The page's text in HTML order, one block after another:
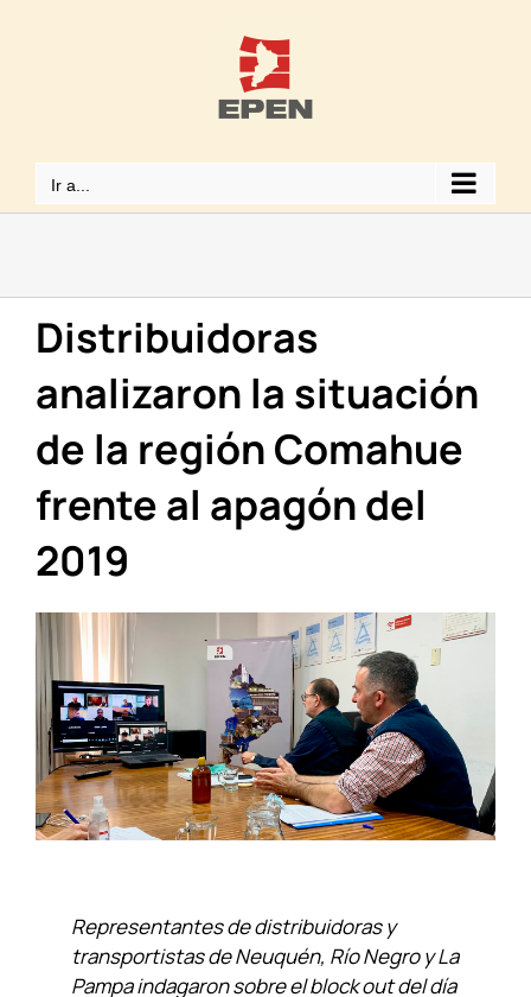
Ir a...
Distribuidoras
analizaron la situación
de la región Comahue
frente al apagón del
2019
Representantes de distribuidoras y
transportistas de Neuquén, Río Negro y La
Pampa indagaron sobre el block out del día